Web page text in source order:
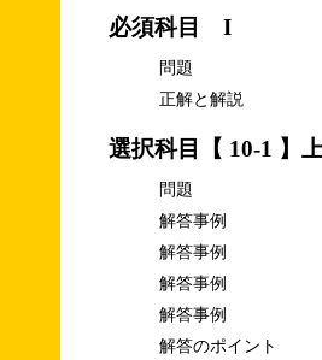
必須科目 I
問題
正解と解説
選択科目【 10-1 】
問題
解答事例
解答事例
解答事例
解答事例
解答のポイント